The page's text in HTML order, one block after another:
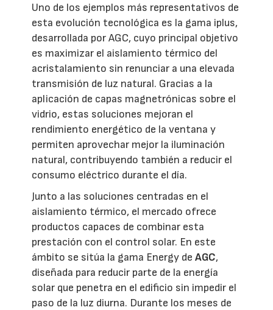
Uno de los ejemplos más representativos de
esta evolución tecnológica es la gama iplus,
desarrollada por AGC, cuyo principal objetivo
es maximizar el aislamiento térmico del
acristalamiento sin renunciar a una elevada
transmisión de luz natural. Gracias a la
aplicación de capas magnetrónicas sobre el
vidrio, estas soluciones mejoran el
rendimiento energético de la ventana y
permiten aprovechar mejor la iluminación
natural, contribuyendo también a reducir el
consumo eléctrico durante el día.
Junto a las soluciones centradas en el
aislamiento térmico, el mercado ofrece
productos capaces de combinar esta
prestación con el control solar. En este
ámbito se sitúa la gama Energy de AGC,
diseñada para reducir parte de la energía
solar que penetra en el edificio sin impedir el
paso de la luz diurna. Durante los meses de